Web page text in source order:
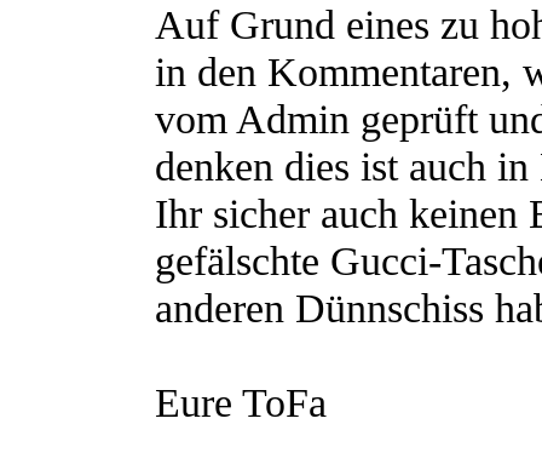
Auf Grund eines zu
in den Kommentaren,
vom Admin geprüft
denken dies ist auch in
Ihr sicher auch keinen
gefälschte Gucci-
anderen Dünnschiss
Eure ToFa